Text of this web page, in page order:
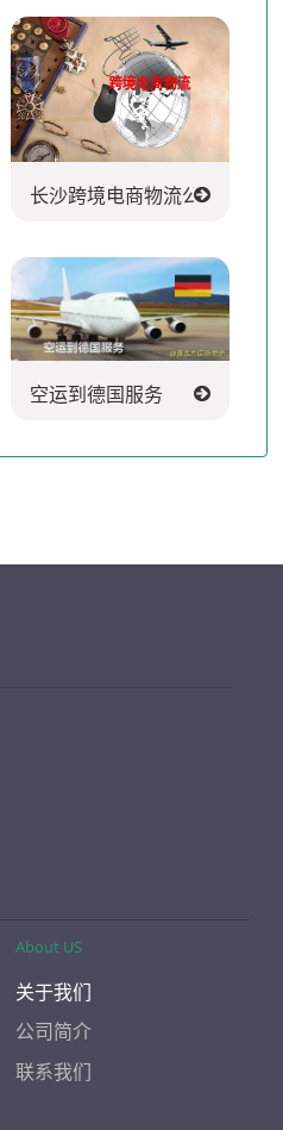
长沙跨境电商物流公司
空运到德国服务
About US
关于我们
公司简介
联系我们